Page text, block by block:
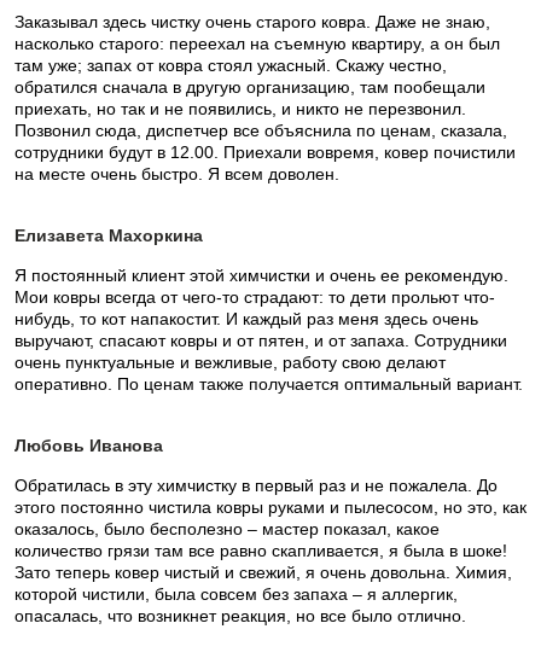
Заказывал здесь чистку очень старого ковра. Даже не знаю,
насколько старого: переехал на съемную квартиру, а он был
там уже; запах от ковра стоял ужасный. Скажу честно,
обратился сначала в другую организацию, там пообещали
приехать, но так и не появились, и никто не перезвонил.
Позвонил сюда, диспетчер все объяснила по ценам, сказала,
сотрудники будут в 12.00. Приехали вовремя, ковер почистили
на месте очень быстро. Я всем доволен.
Елизавета Махоркина
Я постоянный клиент этой химчистки и очень ее рекомендую.
Мои ковры всегда от чего-то страдают: то дети прольют что-
нибудь, то кот напакостит. И каждый раз меня здесь очень
выручают, спасают ковры и от пятен, и от запаха. Сотрудники
очень пунктуальные и вежливые, работу свою делают
оперативно. По ценам также получается оптимальный вариант.
Любовь Иванова
Обратилась в эту химчистку в первый раз и не пожалела. До
этого постоянно чистила ковры руками и пылесосом, но это, как
оказалось, было бесполезно – мастер показал, какое
количество грязи там все равно скапливается, я была в шоке!
Зато теперь ковер чистый и свежий, я очень довольна. Химия,
которой чистили, была совсем без запаха – я аллергик,
опасалась, что возникнет реакция, но все было отлично.